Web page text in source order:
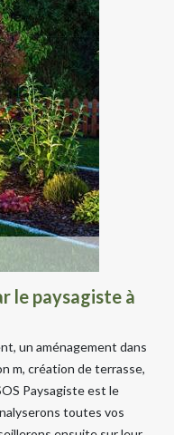
le paysagiste à
un aménagement dans
m, création de terrasse,
Paysagiste est le
toutes vos